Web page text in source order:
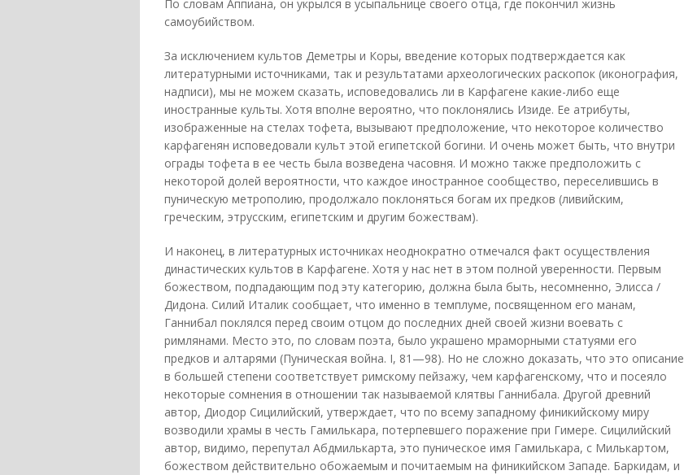
По словам Аппиана, он укрылся в усыпальнице своего отца, где покончил жизнь
самоубийством.
За исключением культов Деметры и Коры, введение которых подтверждается как
литературными источниками, так и результатами археологических раскопок (иконография,
надписи), мы не можем сказать, исповедовались ли в Карфагене какие-либо еще
иностранные культы. Хотя вполне вероятно, что поклонялись Изиде. Ее атрибуты,
изображенные на стелах тофета, вызывают предположение, что некоторое количество
карфагенян исповедовали культ этой египетской богини. И очень может быть, что внутри
ограды тофета в ее честь была возведена часовня. И можно также предположить с
некоторой долей вероятности, что каждое иностранное сообщество, переселившись в
пуническую метрополию, продолжало поклоняться богам их предков (ливийским,
греческим, этрусским, египетским и другим божествам).
И наконец, в литературных источниках неоднократно отмечался факт осуществления
династических культов в Карфагене. Хотя у нас нет в этом полной уверенности. Первым
божеством, подпадающим под эту категорию, должна была быть, несомненно, Элисса /
Дидона. Силий Италик сообщает, что именно в темплуме, посвященном его манам,
Ганнибал поклялся перед своим отцом до последних дней своей жизни воевать с
римлянами. Место это, по словам поэта, было украшено мраморными статуями его
предков и алтарями (Пуническая война. I, 81—98). Но не сложно доказать, что это описание
в большей степени соответствует римскому пейзажу, чем карфагенскому, что и посеяло
некоторые сомнения в отношении так называемой клятвы Ганнибала. Другой древний
автор, Диодор Сицилийский, утверждает, что по всему западному финикийскому миру
возводили храмы в честь Гамилькара, потерпевшего поражение при Гимере. Сицилийский
автор, видимо, перепутал Абдмилькарта, это пуническое имя Гамилькара, с Милькартом,
божеством действительно обожаемым и почитаемым на финикийском Западе. Баркидам, и